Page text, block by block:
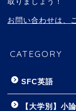
お問い合わせは、
CATEGORY
SFC英語
【大学別】小